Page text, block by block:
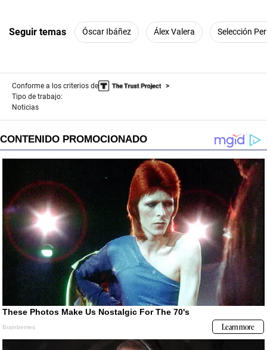
Seguir temas Óscar Ibáñez Álex Valera Selección
Conforme a los criterios de
Tipo de trabajo:
Noticias